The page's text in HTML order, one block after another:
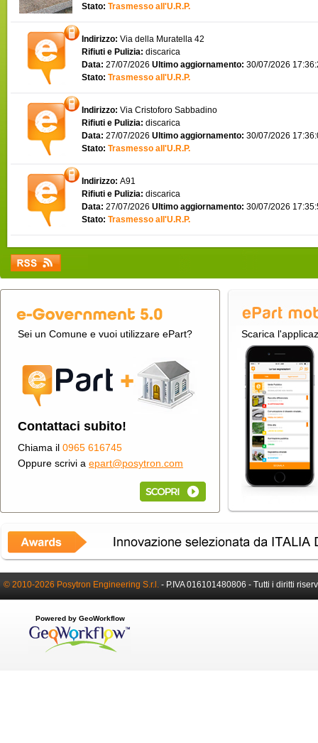
Stato: Trasmesso all'U.R.P.
Indirizzo: Via della Muratella 42
Rifiuti e Pulizia: discarica
Data: 27/07/2026 Ultimo aggiornamento: 30/07/2026
Stato: Trasmesso all'U.R.P.
Indirizzo: Via Cristoforo Sabbadino
Rifiuti e Pulizia: discarica
Data: 27/07/2026 Ultimo aggiornamento: 30/07/2026
Stato: Trasmesso all'U.R.P.
Indirizzo: A91
Rifiuti e Pulizia: discarica
Data: 27/07/2026 Ultimo aggiornamento: 30/07/2026
Stato: Trasmesso all'U.R.P.
Sei un Comune e vuoi utilizzare ePart?
Contattaci subito!
Chiama il 0965 616745
Oppure scrivi a epart@posytron.com
Scarica
© 2010-2026 Posytron Engineering S.r.l. - P.IVA 016101480806 - Tutti i diritti
Powered by GeoWorkflow